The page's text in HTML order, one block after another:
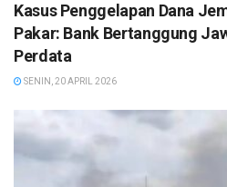
Kasus Penggelapan Dana
Pakar: Bank Bertanggung
Perdata
SENIN, 20 APRIL 2026